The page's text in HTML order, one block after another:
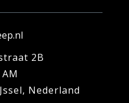
2B
Nederland